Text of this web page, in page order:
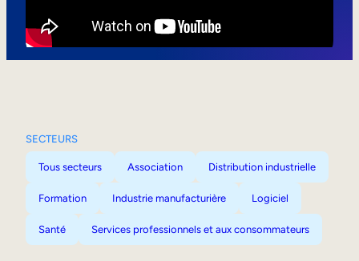
SECTEURS
Tous secteurs Association Distribution industrielle
Formation Industrie manufacturière Logiciel
Santé Services professionnels et aux consommateurs